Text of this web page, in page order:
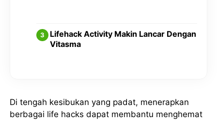
Lifehack Activity Makin Lancar Dengan
Vitasma
Di tengah kesibukan yang padat, menerapkan
berbagai life hacks dapat membantu menghemat